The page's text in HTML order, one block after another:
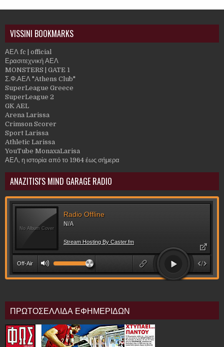
VISSINI BOOKMARKS
ΑΕΛ fc | official
Ερασιτεχνική ΑΕΛ
MONSTERS | GATE 1
Σ.Φ.ΑΕΛ "Athens Club"
SuperLeague Greece
SuperLeague 2
GK AEL
Arena Larissa
Crimson Scorer
Sport Larissa
Athletic Larissa
YouTube MonaxaLarisa
ΑΕΛ, η ιστορία από το 1964 έως σήμερα
ANAZITISI'S MIND GARAGE RADIO
ΠΡΩΤΟΣΕΛΛΙΔΑ ΕΦΗΜΕΡΙΔΩΝ